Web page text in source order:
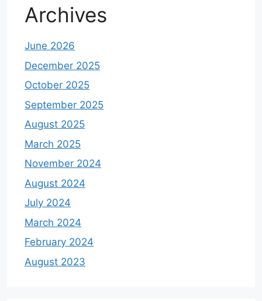
Archives
June 2026
December 2025
October 2025
September 2025
August 2025
March 2025
November 2024
August 2024
July 2024
March 2024
February 2024
August 2023